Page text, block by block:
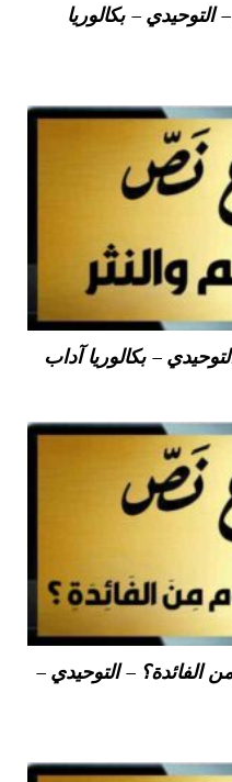
– بكالوريا
– بكالوريا آداب
– التوحيدي –